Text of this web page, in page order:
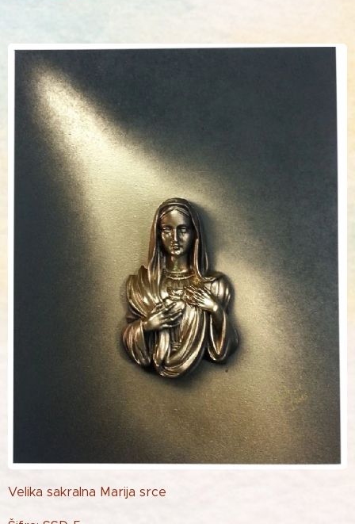
Velika sakralna Marija srce